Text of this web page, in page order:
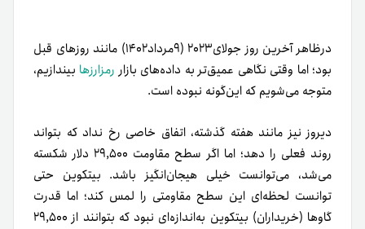
درظاهر آخرین روز جولای۲۰۲۳ (۹‌مرداد۱۴۰۲) مانند روزهای قبل
بود؛ اما وقتی نگاهی عمیق‌تر به داده‌های بازاررمزارزها بیندازیم،
متوجه می‌شویم که این‌گونه نبوده است.
دیروز نیز مانند هفته گذشته، اتفاق خاصی رخ نداد که بتواند
روند فعلی را دهد؛ اما اگر سطح مقاومت ۲۹,۵۰۰ دلار شکسته
می‌شد، می‌توانست خیلی هیجان‌انگیز باشد. بیتکوین حتی
توانست لحظه‌ای این سطح مقاومتی را لمس کند؛ اما قدرت
گاوها (خریداران) بیتکوین به‌اندازه‌ای نبود که بتوانند از ۲۹,۵۰۰